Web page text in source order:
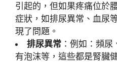
引起的，但如果疼痛位於
症狀，如排尿異常、血尿
現了問題。
排尿異常 ：例如：頻
有泡沫等，這些都是腎臟